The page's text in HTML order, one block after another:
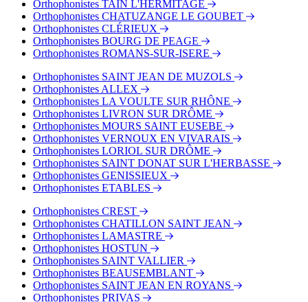
Orthophonistes TAIN L'HERMITAGE
Orthophonistes CHATUZANGE LE GOUBET
Orthophonistes CLÉRIEUX
Orthophonistes BOURG DE PEAGE
Orthophonistes ROMANS-SUR-ISERE
Orthophonistes SAINT JEAN DE MUZOLS
Orthophonistes ALLEX
Orthophonistes LA VOULTE SUR RHÔNE
Orthophonistes LIVRON SUR DRÔME
Orthophonistes MOURS SAINT EUSEBE
Orthophonistes VERNOUX EN VIVARAIS
Orthophonistes LORIOL SUR DRÔME
Orthophonistes SAINT DONAT SUR L'HERBASSE
Orthophonistes GENISSIEUX
Orthophonistes ETABLES
Orthophonistes CREST
Orthophonistes CHATILLON SAINT JEAN
Orthophonistes LAMASTRE
Orthophonistes HOSTUN
Orthophonistes SAINT VALLIER
Orthophonistes BEAUSEMBLANT
Orthophonistes SAINT JEAN EN ROYANS
Orthophonistes PRIVAS